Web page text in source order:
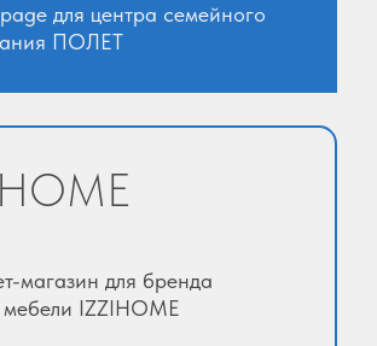
для центра cемейного
ПОЛЕТ
магазин для бренда
мебели IZZIHOME